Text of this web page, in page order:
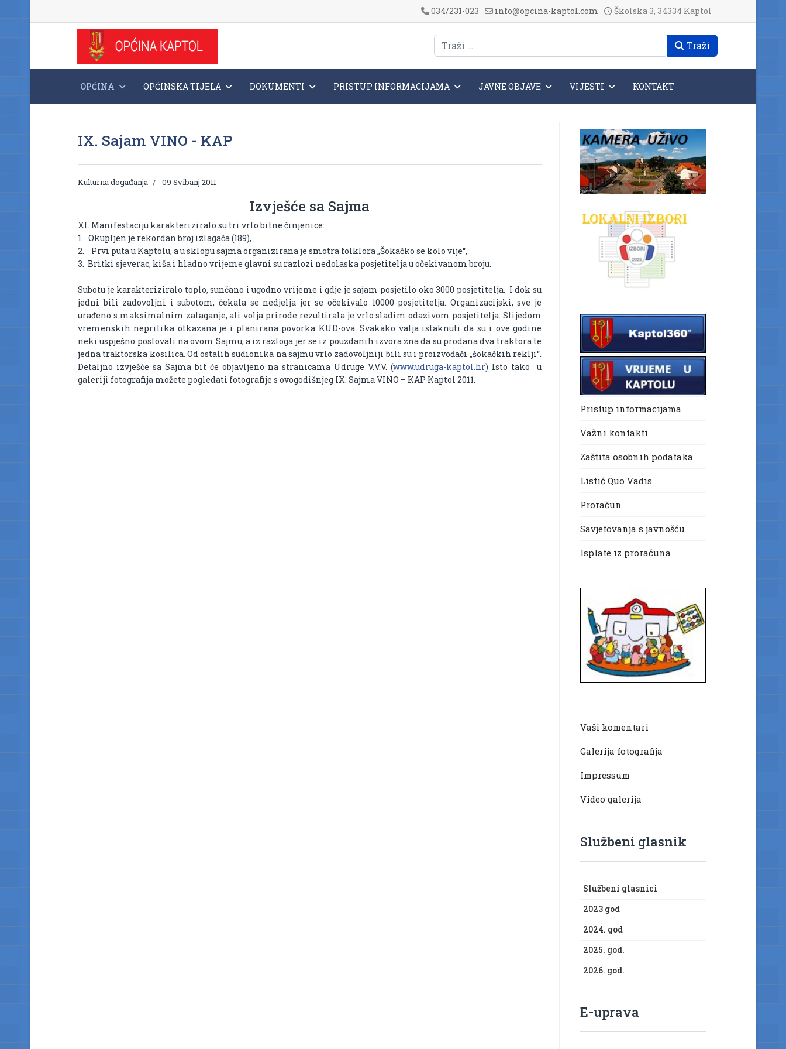
034/231-023 info@opcina-kaptol.com Školska 3, 34334 Kaptol
Traži
OPĆINA OPĆINSKA TIJELA DOKUMENTI PRISTUP INFORMACIJAMA JAVNE OBJAVE VIJESTI KONTAKT
IX. Sajam VINO - KAP
Kulturna događanja 09 Svibanj 2011
Izvješće sa Sajma
XI. Manifestaciju karakteriziralo su tri vrlo bitne činjenice:
1. Okupljen je rekordan broj izlagača (189),
2. Prvi puta u Kaptolu, a u sklopu sajma organizirana je smotra folklora „Šokačko se kolo vije“,
3. Britki sjeverac, kiša i hladno vrijeme glavni su razlozi nedolaska posjetitelja u očekivanom broju.
Subotu je karakteriziralo toplo, sunčano i ugodno vrijeme i gdje je sajam posjetilo oko 3000 posjetitelja. I dok su
jedni bili zadovoljni i subotom, čekala se nedjelja jer se očekivalo 10000 posjetitelja. Organizacijski, sve je
urađeno s maksimalnim zalaganje, ali volja prirode rezultirala je vrlo sladim odazivom posjetitelja. Slijedom
vremenskih neprilika otkazana je i planirana povorka KUD-ova. Svakako valja istaknuti da su i ove godine
neki uspješno poslovali na ovom Sajmu, a iz razloga jer se iz pouzdanih izvora zna da su prodana dva traktora te
jedna traktorska kosilica. Od ostalih sudionika na sajmu vrlo zadovoljniji bili su i proizvođači „šokačkih reklji“.
Detaljno izvješće sa Sajma bit će objavljeno na stranicama Udruge V.V.V. (www.udruga-kaptol.hr) Isto tako u
galeriji fotografija možete pogledati fotografije s ovogodišnjeg IX. Sajma VINO – KAP Kaptol 2011.
Pristup informacijama
Važni kontakti
Zaštita osobnih podataka
Listić Quo Vadis
Proračun
Savjetovanja s javnošću
Isplate iz proračuna
Vaši komentari
Galerija fotografija
Impressum
Video galerija
Službeni glasnik
Službeni glasnici
2023 god
2024. god
2025. god.
2026. god.
E-uprava